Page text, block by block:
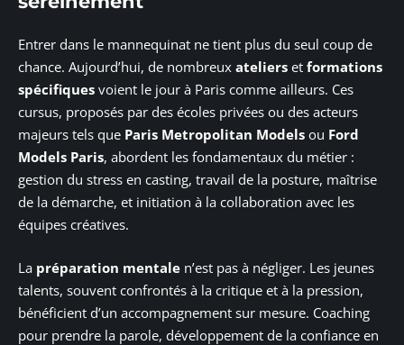
Entrer dans le mannequinat ne tient plus du seul coup de
chance. Aujourd’hui, de nombreux ateliers et formations
spécifiques voient le jour à Paris comme ailleurs. Ces
cursus, proposés par des écoles privées ou des acteurs
majeurs tels que Paris Metropolitan Models ou Ford
Models Paris, abordent les fondamentaux du métier :
gestion du stress en casting, travail de la posture, maîtrise
de la démarche, et initiation à la collaboration avec les
équipes créatives.
La préparation mentale n’est pas à négliger. Les jeunes
talents, souvent confrontés à la critique et à la pression,
bénéficient d’un accompagnement sur mesure. Coaching
pour prendre la parole, développement de la confiance en